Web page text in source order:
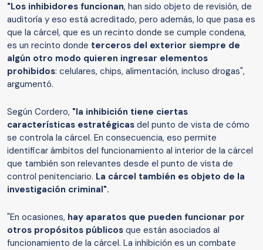
"Los inhibidores funcionan, han sido objeto de revisión, de
auditoría y eso está acreditado, pero además, lo que pasa es
que la cárcel, que es un recinto donde se cumple condena,
es un recinto donde terceros del exterior siempre de
algún otro modo quieren ingresar elementos
prohibidos: celulares, chips, alimentación, incluso drogas",
argumentó.
Según Cordero, "la inhibición tiene ciertas
características estratégicas del punto de vista de cómo
se controla la cárcel. En consecuencia, eso permite
identificar ámbitos del funcionamiento al interior de la cárcel
que también son relevantes desde el punto de vista de
control penitenciario. La cárcel también es objeto de la
investigación criminal".
"En ocasiones, hay aparatos que pueden funcionar por
otros propósitos públicos que están asociados al
funcionamiento de la cárcel. La inhibición es un combate